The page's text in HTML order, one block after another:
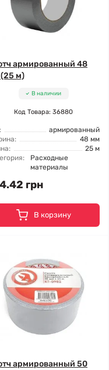
армированный 48
м)
В наличии
Код Товара: 36880
армированный
48 мм
25 м
Расходные
материалы
грн
В корзину
армированный 50